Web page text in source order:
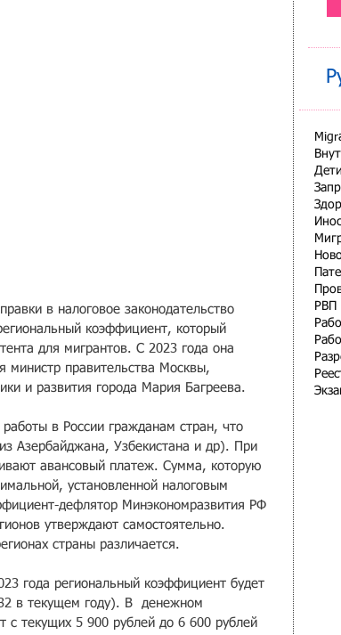
в налоговое законодательство
коэффициент, который
для мигрантов. С 2023 года она
министр правительства Москвы,
и развития города Мария Багреева.
в России гражданам стран, что
Азербайджана, Узбекистана и др). При
авансовый платеж. Сумма, которую
установленной налоговым
дефлятор Минэкономразвития РФ
утверждают самостоятельно.
страны различается.
года региональный коэффициент будет
в текущем году). В  денежном
с текущих 5 900 рублей до 6 600 рублей
РВП